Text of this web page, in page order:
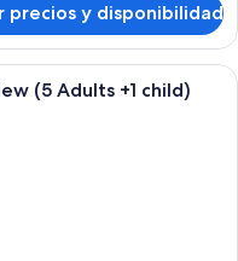
precios y disponibilidad
sala moderna con un sofá azul,
(5 Adults +1 child)